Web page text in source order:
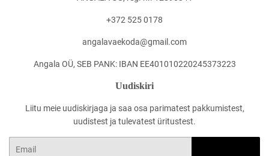
+372 525 0178
angalavaekoda@gmail.com
Angala OÜ, SEB PANK: IBAN EE401010220245373223
Uudiskiri
Liitu meie uudiskirjaga ja saa osa parimatest pakkumistest,
uudistest ja tulevatest üritustest.